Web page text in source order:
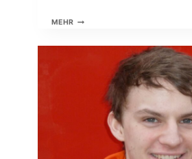
MEHRTRUPPMANN
ABGESCHLOSSEN